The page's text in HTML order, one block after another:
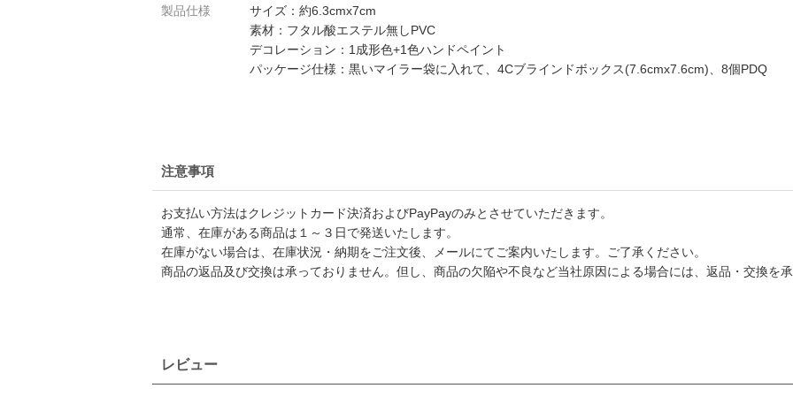
製品仕様
サイズ：約6.3cmx7cm
素材：フタル酸エステル無しPVC
デコレーション：1成形色+1色ハンドペイント
パッケージ仕様：黒いマイラー袋に入れて、4Cブラインドボックス(7.6cmx7.6cm)、8個PDQ
注意事項
お支払い方法はクレジットカード決済およびPayPayのみとさせていただきます。
通常、在庫がある商品は１～３日で発送いたします。
在庫がない場合は、在庫状況・納期をご注文後、メールにてご案内いたします。ご了承ください。
商品の返品及び交換は承っておりません。但し、商品の欠陥や不良など当社原因による場合には、返品・交換を
レビュー